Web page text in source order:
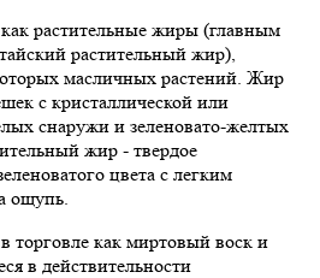
растительные жиры (главным
растительный жир),
масличных растений. Жир
с кристаллической или
снаружи и зеленовато-желтых
жир - твердое
цвета с легким
ощупь.
торговле как миртовый воск и
в действительности